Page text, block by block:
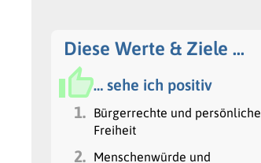
Diese Werte & Ziele …
… sehe ich positiv
1.
Bürgerrechte und persönliche
Freiheit
2.
Menschenwürde und